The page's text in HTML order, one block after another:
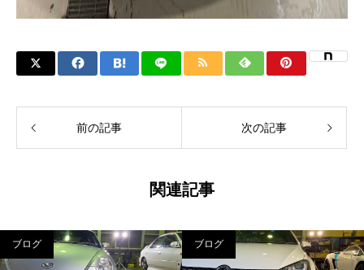
前の記事 次の記事
関連記事
ブログ ブログ